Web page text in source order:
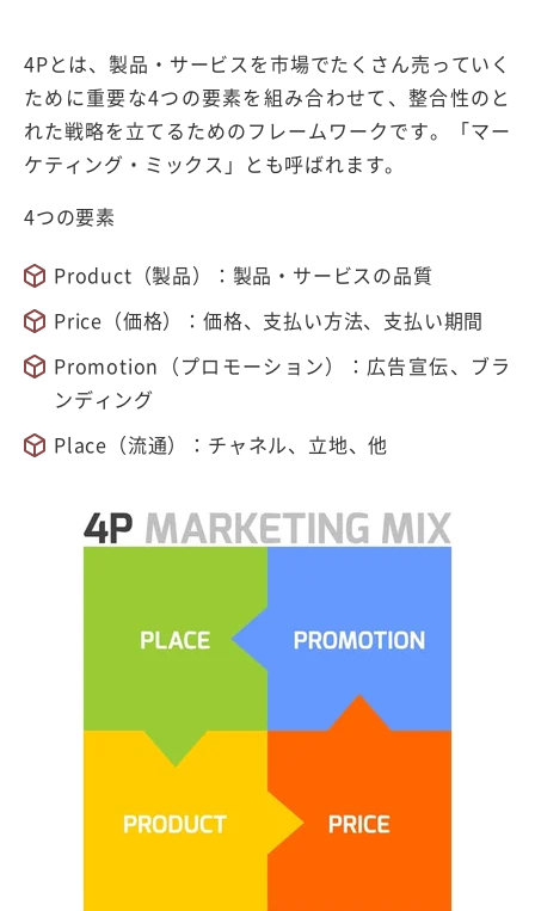
4Pとは、製品・サービスを市場でたくさん売っていく
ために重要な4つの要素を組み合わせて、整合性のと
れた戦略を立てるためのフレームワークです。「マー
ケティング・ミックス」とも呼ばれます。
4つの要素
Product（製品）：製品・サービスの品質
Price（価格）：価格、支払い方法、支払い期間
Promotion（プロモーション）：広告宣伝、ブラ
ンディング
Place（流通）：チャネル、立地、他